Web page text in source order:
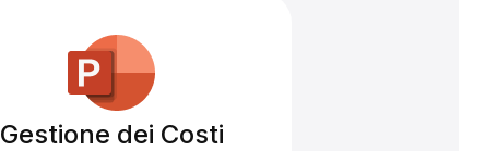
Gestione dei Costi